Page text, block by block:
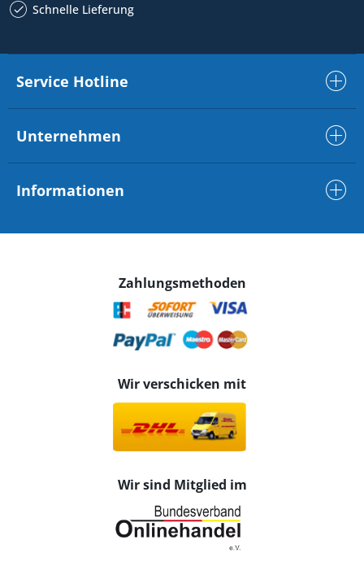
Schnelle Lieferung
Service Hotline
Unternehmen
Informationen
Zahlungsmethoden
Wir verschicken mit
Wir sind Mitglied im